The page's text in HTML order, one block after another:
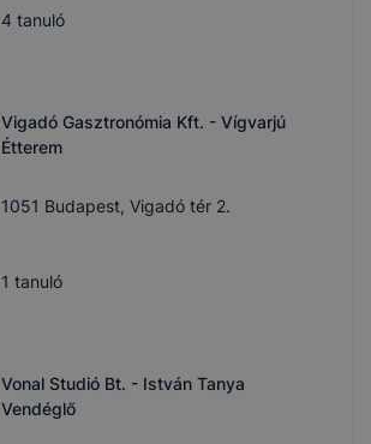
4 tanuló
Vigadó Gasztronómia Kft. - Vígvarjú
Étterem
1051 Budapest, Vigadó tér 2.
1 tanuló
Vonal Studió Bt. - István Tanya
Vendéglő